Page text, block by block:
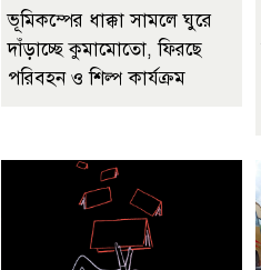
ভূমিকম্পের ধাক্কা সামলে ঘুরে
দাঁড়াচ্ছে কুমামোতো, ফিরছে
পরিবহন ও শিল্প কার্যক্রম